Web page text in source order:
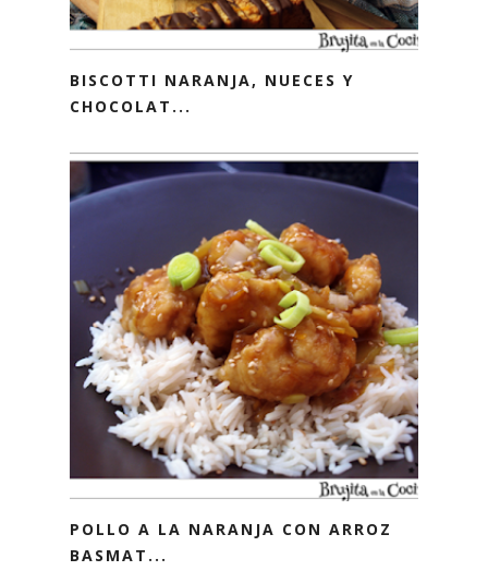
BISCOTTI NARANJA, NUECES Y
CHOCOLAT...
POLLO A LA NARANJA CON ARROZ
BASMAT...